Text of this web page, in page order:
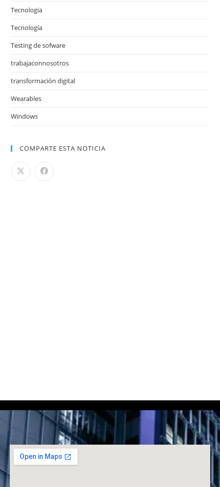
Tecnologia
Tecnología
Testing de sofware
trabajaconnosotros
transformación digital
Wearables
Windows
COMPARTE ESTA NOTICIA